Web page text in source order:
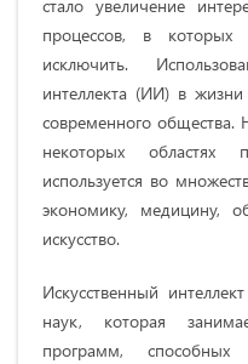
стало увеличение
процессов, в которых
исключить.
интеллекта (ИИ) в
современного общества.
некоторых
используется во
экономику, медицину,
искусство.
Искусственный
наук, которая
программ, способных